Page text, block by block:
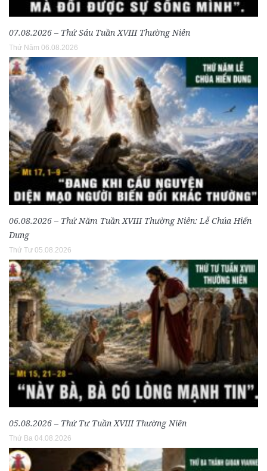
07.08.2026 – Thứ Sáu Tuần XVIII Thường Niên
Thứ Năm 06.08.2026
06.08.2026 – Thứ Năm Tuần XVIII Thường Niên: Lễ Chúa Hiển
Dung
Thứ Tư 05.08.2026
05.08.2026 – Thứ Tư Tuần XVIII Thường Niên
Thứ Ba 04.08.2026